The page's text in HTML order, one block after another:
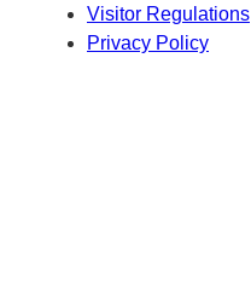
Visitor Regulations
Privacy Policy